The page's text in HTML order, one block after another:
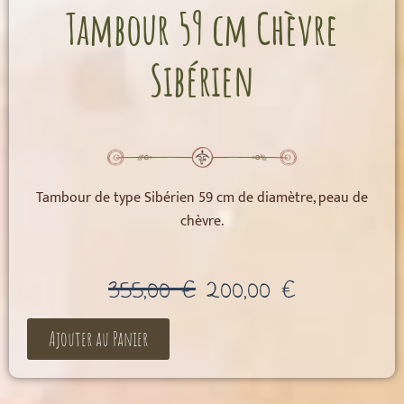
Tambour 59 cm Chèvre
Sibérien
Tambour de type Sibérien 59 cm de diamètre, peau de
chèvre.
355,00€ Le
prix
355,00 €.
200,00 €
200,00 €.
Ajouter au Panier